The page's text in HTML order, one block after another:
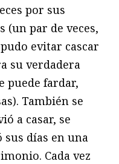
por sus
(un par de veces,
evitar cascar
su verdadera
puede fardar,
También se
a casar, se
días en una
Cada vez